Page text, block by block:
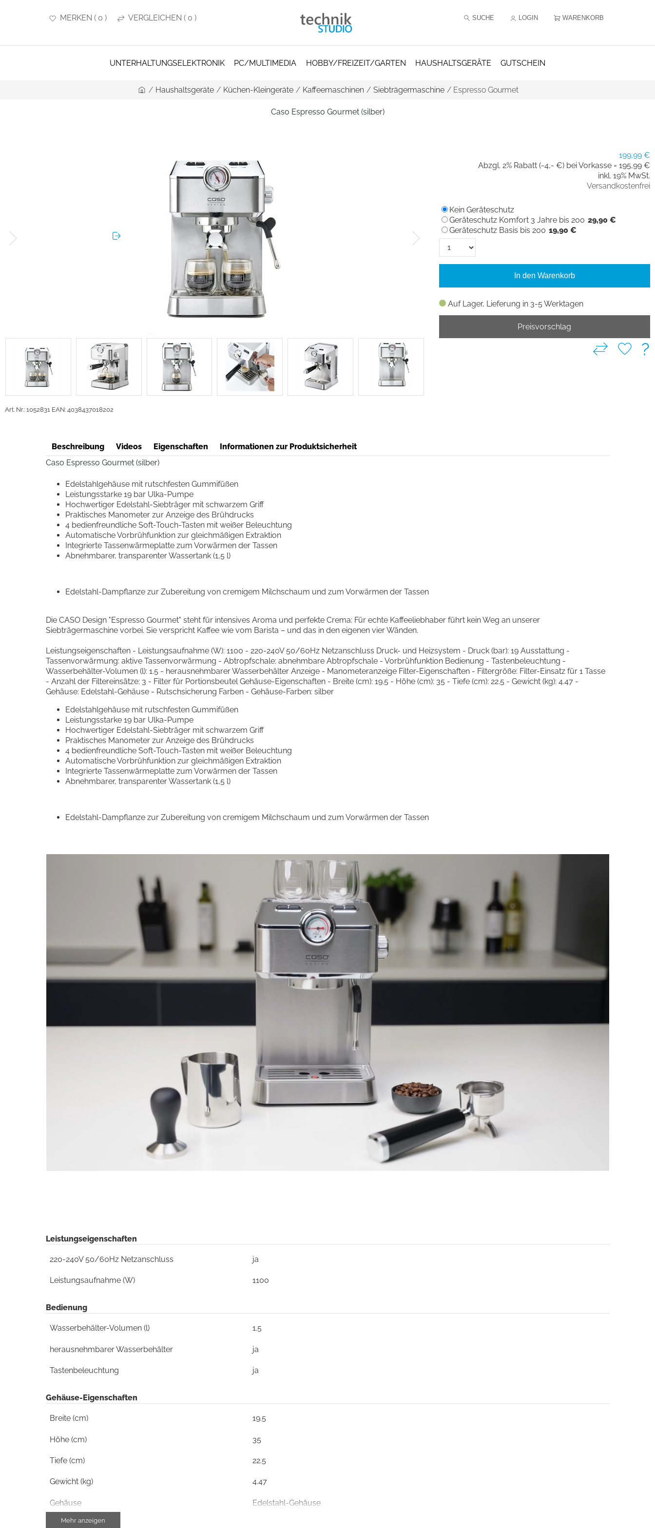
MERKEN ( 0 ) VERGLEICHEN ( 0 ) SUCHE LOGIN WARENKORB
UNTERHALTUNGSELEKTRONIK PC/MULTIMEDIA HOBBY/FREIZEIT/GARTEN HAUSHALTSGERÄTE GUTSCHEIN
/ Haushaltsgeräte / Küchen-Kleingeräte / Kaffeemaschinen / Siebträgermaschine / Espresso Gourmet
Caso Espresso Gourmet (silber)
Art. Nr.: 1052831 EAN: 4038437018202
199,99 €
Abzgl. 2% Rabatt (-4,- €) bei Vorkasse = 195,99 €
inkl. 19% MwSt.
Versandkostenfrei
Auf Lager, Lieferung in 3-5 Werktagen
Kein Geräteschutz
Geräteschutz Komfort 3 Jahre bis 200 29,90 €
Geräteschutz Basis bis 200 19,90 €
In den Warenkorb
Preisvorschlag
?
Beschreibung Videos Eigenschaften
Informationen zur Produktsicherheit
Caso Espresso Gourmet (silber)
Edelstahlgehäuse mit rutschfesten Gummifüßen
Leistungsstarke 19 bar Ulka-Pumpe
Hochwertiger Edelstahl-Siebträger mit schwarzem Griff
Praktisches Manometer zur Anzeige des Brühdrucks
4 bedienfreundliche Soft-Touch-Tasten mit weißer Beleuchtung
Automatische Vorbrühfunktion zur gleichmäßigen Extraktion
Integrierte Tassenwärmeplatte zum Vorwärmen der Tassen
Abnehmbarer, transparenter Wassertank (1,5 l)
Edelstahl-Dampflanze zur Zubereitung von cremigem Milchschaum und zum Vorwärmen der Tassen
Die CASO Design "Espresso Gourmet" steht für intensives Aroma und perfekte Crema: Für echte Kaffeeliebhaber führt kein Weg an unserer
Siebträgermaschine vorbei. Sie verspricht Kaffee wie vom Barista – und das in den eigenen vier Wänden.
Leistungseigenschaften - Leistungsaufnahme (W): 1100 - 220-240V 50/60Hz Netzanschluss Druck- und Heizsystem - Druck (bar): 19 Ausstattung -
Tassenvorwärmung: aktive Tassenvorwärmung - Abtropfschale: abnehmbare Abtropfschale - Vorbrühfunktion Bedienung - Tastenbeleuchtung -
Wasserbehälter-Volumen (l): 1.5 - herausnehmbarer Wasserbehälter Anzeige - Manometeranzeige Filter-Eigenschaften - Filtergröße: Filter-Einsatz für 1 Tasse
- Anzahl der Filtereinsätze: 3 - Filter für Portionsbeutel Gehäuse-Eigenschaften - Breite (cm): 19.5 - Höhe (cm): 35 - Tiefe (cm): 22.5 - Gewicht (kg): 4.47 -
Gehäuse: Edelstahl-Gehäuse - Rutschsicherung Farben - Gehäuse-Farben: silber
Edelstahlgehäuse mit rutschfesten Gummifüßen
Leistungsstarke 19 bar Ulka-Pumpe
Hochwertiger Edelstahl-Siebträger mit schwarzem Griff
Praktisches Manometer zur Anzeige des Brühdrucks
4 bedienfreundliche Soft-Touch-Tasten mit weißer Beleuchtung
Automatische Vorbrühfunktion zur gleichmäßigen Extraktion
Integrierte Tassenwärmeplatte zum Vorwärmen der Tassen
Abnehmbarer, transparenter Wassertank (1,5 l)
Edelstahl-Dampflanze zur Zubereitung von cremigem Milchschaum und zum Vorwärmen der Tassen
Leistungseigenschaften
220-240V 50/60Hz Netzanschluss ja
Leistungsaufnahme (W) 1100
Bedienung
Wasserbehälter-Volumen (l) 1.5
herausnehmbarer Wasserbehälter ja
Tastenbeleuchtung ja
Gehäuse-Eigenschaften
Breite (cm) 19.5
Höhe (cm) 35
Tiefe (cm) 22.5
Gewicht (kg) 4.47
Gehäuse Edelstahl-Gehäuse
Rutschsicherung
Mehr anzeigen